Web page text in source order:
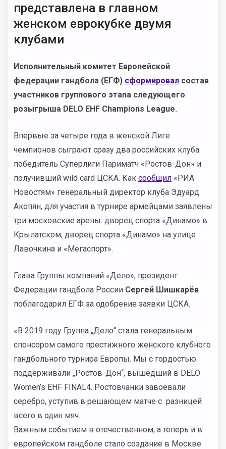
представлена в главном
женском еврокубке двумя
клубами
Исполнительный комитет Европейской
федерации гандбола (ЕГФ) сформировал состав
участников группового этапа следующего
розыгрыша DELO EHF Champions League.
Впервые за четыре года в женской Лиге
чемпионов сыграют сразу два российских клуба:
победитель Суперлиги Париматч «Ростов-Дон» и
получивший wild card ЦСКА. Как сообщил «РИА
Новостям» генеральный директор клуба Эдуард
Акопян, для участия в турнире армейцами заявлены
три московские арены: дворец спорта «Динамо» в
Крылатском, дворец спорта «Динамо» на улице
Лавочкина и «Мегаспорт».
Глава Группы компаний «Дело», президент
Федерации гандбола России Сергей Шишкарёв
поблагодарил ЕГФ за одобрение заявки ЦСКА.
«В 2019 году Группа „Дело“ стала генеральным
спонсором самого престижного женского клубного
гандбольного турнира Европы. Мы с гордостью
поддерживали „Ростов-Дон“, вышедший в DELO
Women’s EHF FINAL4. Ростовчанки завоевали
серебро, уступив в решающем матче с разницей
всего в один мяч.
Важным событием в отечественном, а теперь и в
европейском гандболе стало создание в Москве